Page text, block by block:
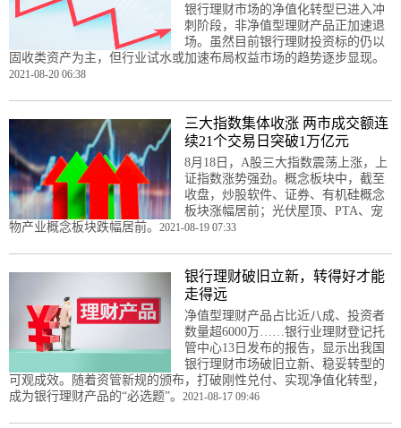
银行理财市场的净值化转型已进入冲
刺阶段，非净值型理财产品正加速退
场。虽然目前银行理财投资标的仍以
固收类资产为主，但行业试水或加速布局权益市场的趋势逐步显现。
2021-08-20 06:38
三大指数集体收涨 两市成交额连
续21个交易日突破1万亿元
8月18日，A股三大指数震荡上涨，上
证指数涨势强劲。概念板块中，截至
收盘，炒股软件、证券、有机硅概念
板块涨幅居前；光伏屋顶、PTA、宠
物产业概念板块跌幅居前。 2021-08-19 07:33
银行理财破旧立新，转得好才能
走得远
净值型理财产品占比近八成、投资者
数量超6000万……银行业理财登记托
管中心13日发布的报告，显示出我国
银行理财市场破旧立新、稳妥转型的
可观成效。随着资管新规的颁布，打破刚性兑付、实现净值化转型，
成为银行理财产品的“必选题”。 2021-08-17 09:46